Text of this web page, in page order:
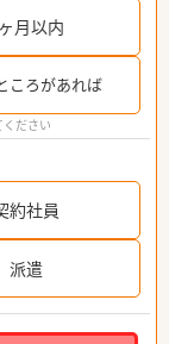
月以内
ころがあれば
ださい
約社員
派遣